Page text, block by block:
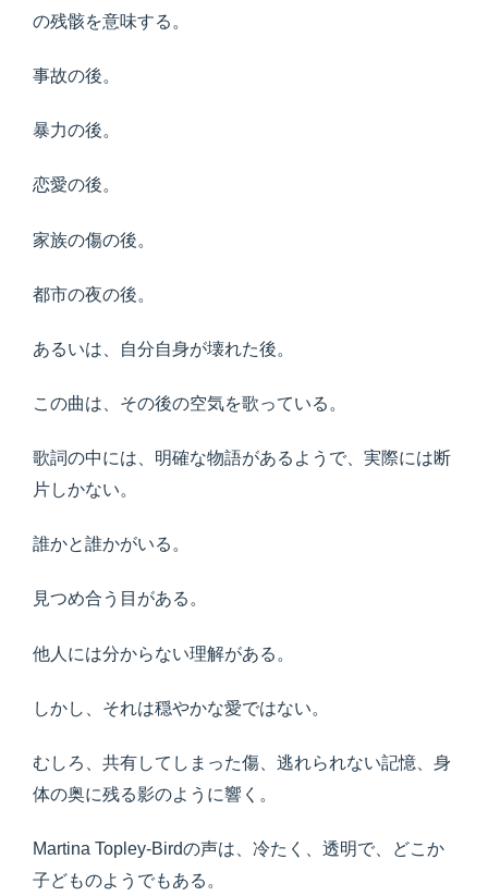
の残骸を意味する。
事故の後。
暴力の後。
恋愛の後。
家族の傷の後。
都市の夜の後。
あるいは、自分自身が壊れた後。
この曲は、その後の空気を歌っている。
歌詞の中には、明確な物語があるようで、実際には断
片しかない。
誰かと誰かがいる。
見つめ合う目がある。
他人には分からない理解がある。
しかし、それは穏やかな愛ではない。
むしろ、共有してしまった傷、逃れられない記憶、身
体の奥に残る影のように響く。
Martina Topley-Birdの声は、冷たく、透明で、どこか
子どものようでもある。